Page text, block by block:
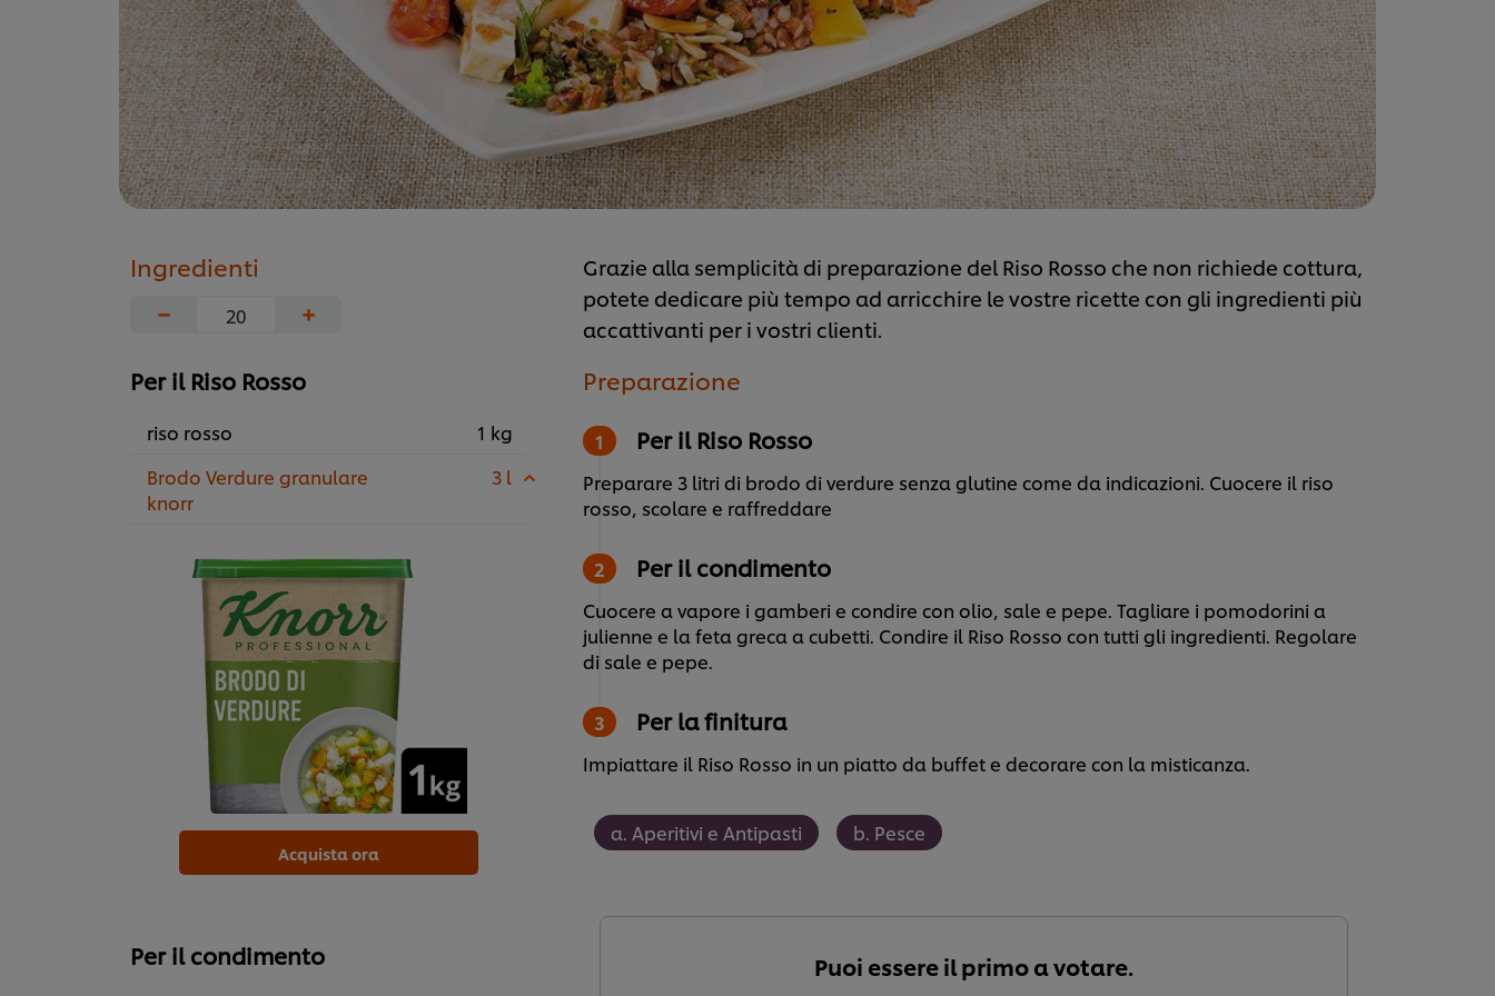
Ingredienti
−
+
Per il Riso Rosso
riso rosso
1 kg
Brodo Verdure granulare
knorr
3 l
Acquista ora
Per il condimento
Grazie alla semplicità di preparazione del Riso Rosso che non richiede cottura,
potete dedicare più tempo ad arricchire le vostre ricette con gli ingredienti più
accattivanti per i vostri clienti.
Preparazione
Per il Riso Rosso
Preparare 3 litri di brodo di verdure senza glutine come da indicazioni. Cuocere il riso
rosso, scolare e raffreddare
Per il condimento
Cuocere a vapore i gamberi e condire con olio, sale e pepe. Tagliare i pomodorini a
julienne e la feta greca a cubetti. Condire il Riso Rosso con tutti gli ingredienti. Regolare
di sale e pepe.
Per la finitura
Impiattare il Riso Rosso in un piatto da buffet e decorare con la misticanza.
a. Aperitivi e Antipasti b. Pesce
Puoi essere il primo a votare.